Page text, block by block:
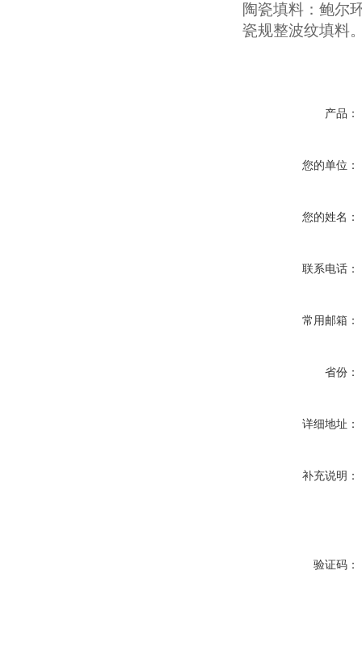
陶瓷填料：鲍尔
瓷规整波纹填料
产品：
您的单位：
您的姓名：
联系电话：
常用邮箱：
省份：
详细地址：
补充说明：
验证码：